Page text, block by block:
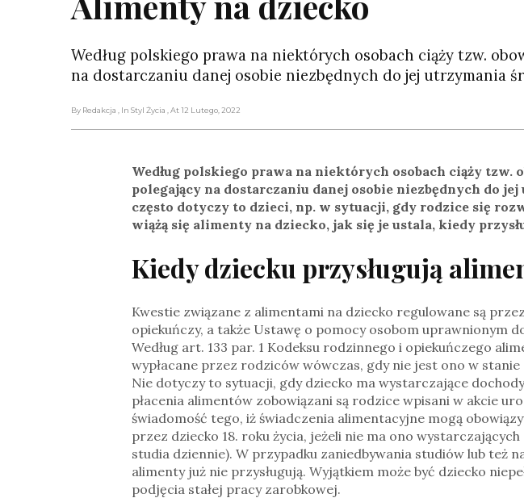
Według polskiego prawa na niektórych osobach ciąży tzw.
na dostarczaniu danej osobie niezbędnych do jej utrzymania
By Redakcja , In Styl Życia , At 12 Lutego, 2022
Według polskiego prawa na niektórych osobach ciąży tzw.
polegający na dostarczaniu danej osobie niezbędnych do
często dotyczy to dzieci, np. w sytuacji, gdy rodzice się
wiążą się alimenty na dziecko, jak się je ustala, kiedy
Kiedy dziecku przysługują
Kwestie związane z alimentami na dziecko regulowane są
opiekuńczy, a także Ustawę o pomocy osobom uprawnionym
Według art. 133 par. 1 Kodeksu rodzinnego i opiekuńczego
wypłacane przez rodziców wówczas, gdy nie jest ono w
Nie dotyczy to sytuacji, gdy dziecko ma wystarczające
płacenia alimentów zobowiązani są rodzice wpisani w akcie
świadomość tego, iż świadczenia alimentacyjne mogą
przez dziecko 18. roku życia, jeżeli nie ma ono
studia dziennie). W przypadku zaniedbywania studiów lub też
alimenty już nie przysługują. Wyjątkiem może być dziecko
podjęcia stałej pracy zarobkowej.